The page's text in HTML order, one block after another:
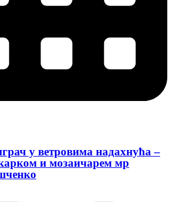
у ветровима надахнућа –
и мозаичарем мр